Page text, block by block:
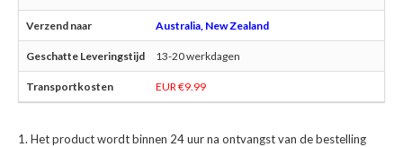
Australia, New Zealand
13-20 werkdagen
EUR €9.99
Het product wordt binnen 24 uur na ontvangst van de bestelling